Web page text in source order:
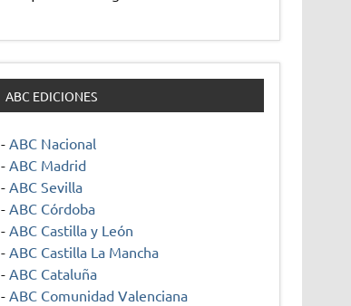
ABC EDICIONES
- ABC Nacional
- ABC Madrid
- ABC Sevilla
- ABC Córdoba
- ABC Castilla y León
- ABC Castilla La Mancha
- ABC Cataluña
- ABC Comunidad Valenciana